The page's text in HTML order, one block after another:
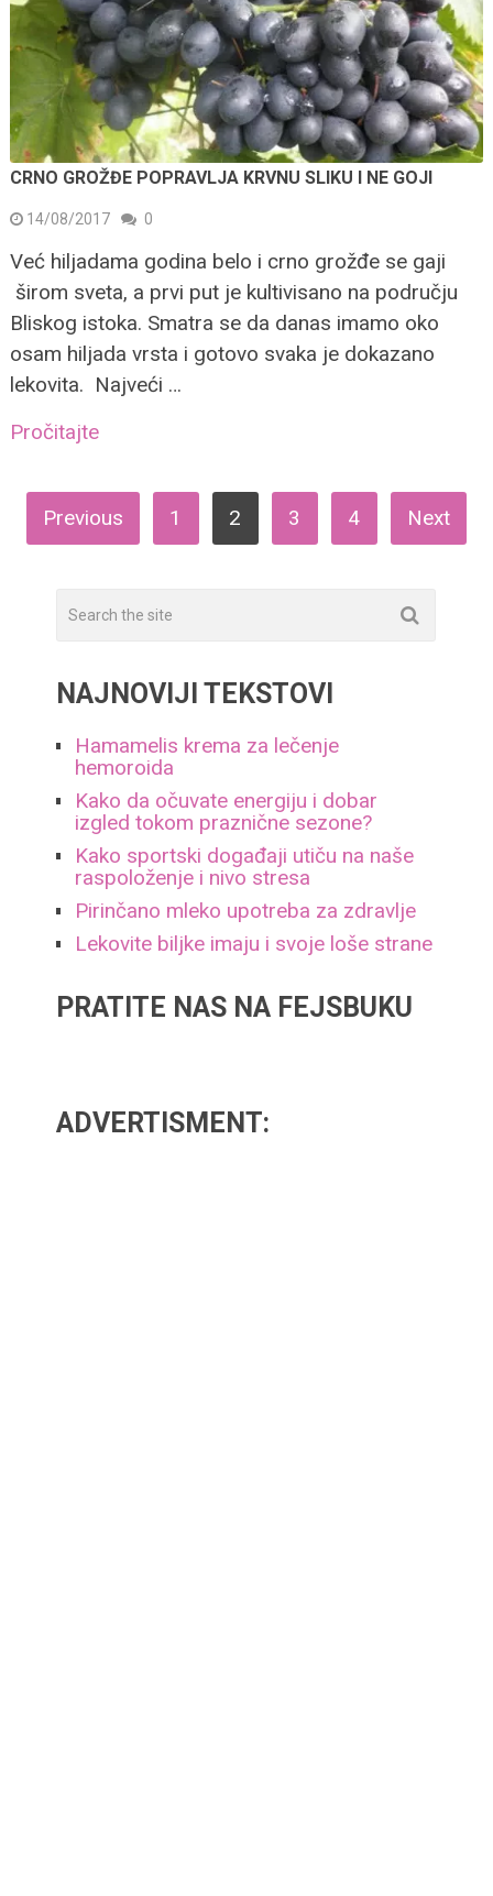
CRNO GROŽĐE POPRAVLJA KRVNU SLIKU I NE GOJI
14/08/2017 0
Već hiljadama godina belo i crno grožđe se gaji
širom sveta, a prvi put je kultivisano na području
Bliskog istoka. Smatra se da danas imamo oko
osam hiljada vrsta i gotovo svaka je dokazano
lekovita. Najveći …
Pročitajte
ПАГИНАЦИЈА
ЧЛАНАКА
Previous 1 2 3 4 Next
NAJNOVIJI TEKSTOVI
Hamamelis krema za lečenje
hemoroida
Kako da očuvate energiju i dobar
izgled tokom praznične sezone?
Kako sportski događaji utiču na naše
raspoloženje i nivo stresa
Pirinčano mleko upotreba za zdravlje
Lekovite biljke imaju i svoje loše strane
PRATITE NAS NA FEJSBUKU
ADVERTISMENT: